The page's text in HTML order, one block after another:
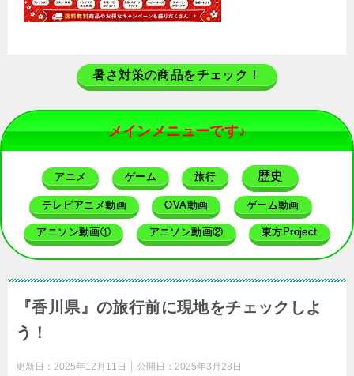
暑さ対策の商品をチェック！
メインメニューです♪
アニメ ゲーム 旅行 歴史
テレビアニメ動画 OVA動画 ゲーム動画
アニソン動画① アニソン動画② 東方Project
『香川県』の旅行前に現地をチェックしよ
う！
更新日： 2025年12月11日 公開日： 2025年3月28日